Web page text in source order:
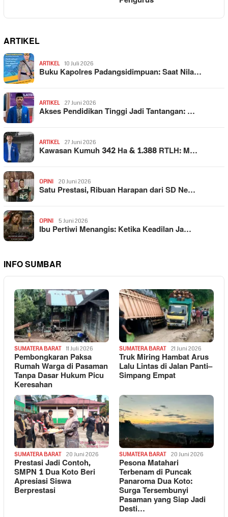
ARTIKEL
ARTIKEL 10 Juli 2026
Buku Kapolres Padangsidimpuan: Saat Nila…
ARTIKEL 27 Juni 2026
Akses Pendidikan Tinggi Jadi Tantangan: …
ARTIKEL 27 Juni 2026
Kawasan Kumuh 342 Ha & 1.388 RTLH: M…
OPINI 20 Juni 2026
Satu Prestasi, Ribuan Harapan dari SD Ne…
OPINI 5 Juni 2026
Ibu Pertiwi Menangis: Ketika Keadilan Ja…
INFO SUMBAR
SUMATERA BARAT 11 Juli 2026
Pembongkaran Paksa
Rumah Warga di Pasaman
Tanpa Dasar Hukum Picu
Keresahan
SUMATERA BARAT 21 Juni 2026
Truk Miring Hambat Arus
Lalu Lintas di Jalan Panti–
Simpang Empat
SUMATERA BARAT 20 Juni 2026
Prestasi Jadi Contoh,
SMPN 1 Dua Koto Beri
Apresiasi Siswa
Berprestasi
SUMATERA BARAT 20 Juni 2026
Pesona Matahari
Terbenam di Puncak
Panaroma Dua Koto:
Surga Tersembunyi
Pasaman yang Siap Jadi
Desti…